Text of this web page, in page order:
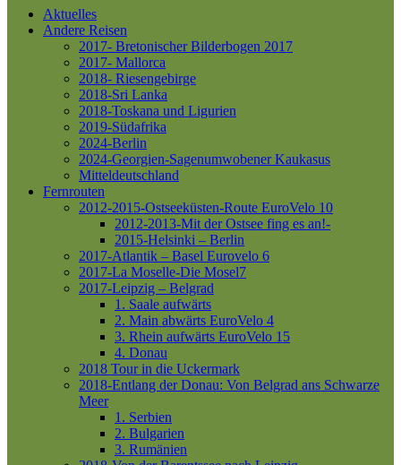
Aktuelles
Andere Reisen
2017- Bretonischer Bilderbogen 2017
2017- Mallorca
2018- Riesengebirge
2018-Sri Lanka
2018-Toskana und Ligurien
2019-Südafrika
2024-Berlin
2024-Georgien-Sagenumwobener Kaukasus
Mitteldeutschland
Fernrouten
2012-2015-Ostseeküsten-Route EuroVelo 10
2012-2013-Mit der Ostsee fing es an!-
2015-Helsinki – Berlin
2017-Atlantik – Basel Eurovelo 6
2017-La Moselle-Die Mosel7
2017-Leipzig – Belgrad
1. Saale aufwärts
2. Main abwärts EuroVelo 4
3. Rhein aufwärts EuroVelo 15
4. Donau
2018 Tour in die Uckermark
2018-Entlang der Donau: Von Belgrad ans Schwarze
Meer
1. Serbien
2. Bulgarien
3. Rumänien